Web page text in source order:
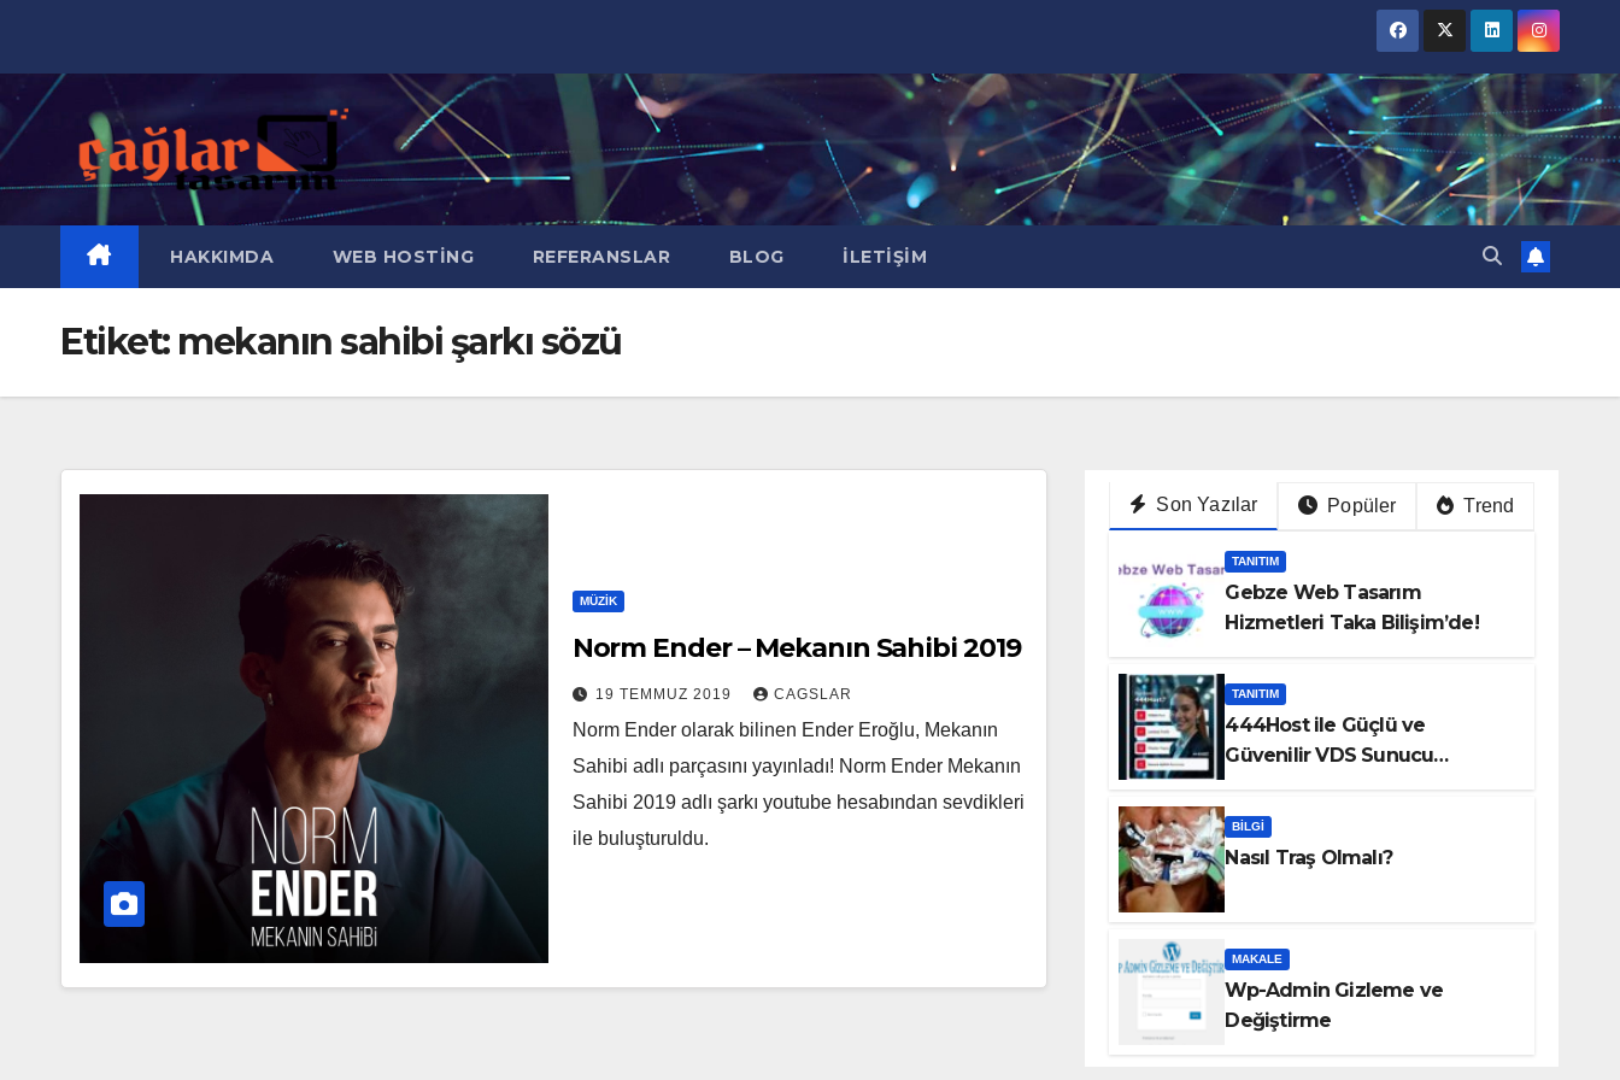
content
HAKKIMDA WEB HOSTING REFERANSLAR BLOG İLETIŞIM
Etiket: mekanın sahibi şarkı sözü
MÜZIK
Norm Ender – Mekanın Sahibi 2019
19 TEMMUZ 2019 CAGSLAR
Norm Ender olarak bilinen Ender Eroğlu, Mekanın
Sahibi adlı parçasını yayınladı! Norm Ender Mekanın
Sahibi 2019 adlı şarkı youtube hesabından sevdikleri
ile buluşturuldu.
Son Yazılar Popüler Trend
TANITIM
Gebze Web Tasarım
Hizmetleri Taka Bilişim’de!
TANITIM
444Host ile Güçlü ve
Güvenilir VDS Sunucu
BILGI
Nasıl Traş Olmalı?
MAKALE
Wp-Admin Gizleme ve
Değiştirme